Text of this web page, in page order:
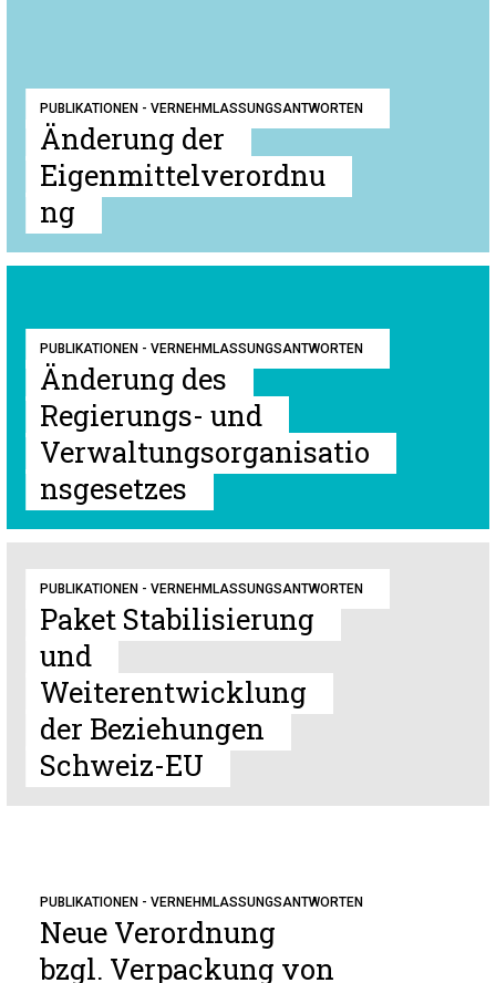
PUBLIKATIONEN - VERNEHMLASSUNGSANTWORTEN
Änderung der
Eigenmittelverordnu
ng
PUBLIKATIONEN - VERNEHMLASSUNGSANTWORTEN
Änderung des
Regierungs- und
Verwaltungsorganisatio
nsgesetzes
PUBLIKATIONEN - VERNEHMLASSUNGSANTWORTEN
Paket Stabilisierung
und
Weiterentwicklung
der Beziehungen
Schweiz-EU
PUBLIKATIONEN - VERNEHMLASSUNGSANTWORTEN
Neue Verordnung
bzgl. Verpackung von